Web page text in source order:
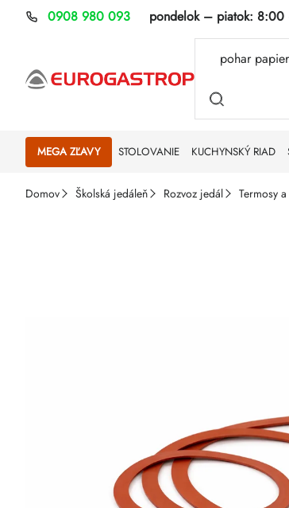
Prejsť
0908 980 093 pondelok – piatok: 8:00
MEGA ZĽAVY STOLOVANIE KUCHYNSKÝ RIAD
Domov Školská jedáleň Rozvoz jedál Termosy